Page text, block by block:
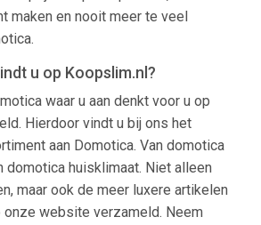
maken en nooit meer te veel
u op Koopslim.nl?
waar u aan denkt voor u op
Hierdoor vindt u bij ons het
aan Domotica. Van domotica
domotica huisklimaat. Niet alleen
maar ook de meer luxere artikelen
onze website verzameld. Neem